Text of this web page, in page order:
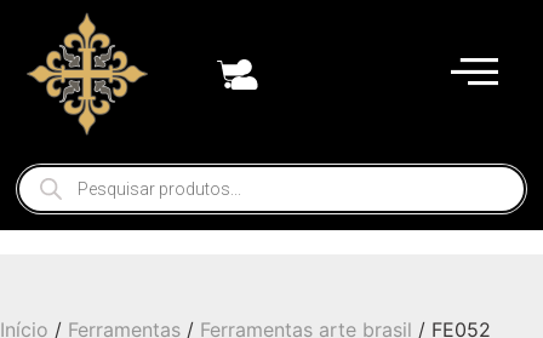
Início / Ferramentas / Ferramentas arte brasil / FE052